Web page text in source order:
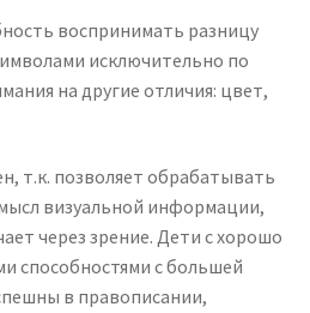
воспринимать разницу
исключительно по
на другие отличия: цвет,
т.к. позволяет обрабатывать
визуальной информации,
через зрение. Дети с хорошо
способностями с большей
в правописании,